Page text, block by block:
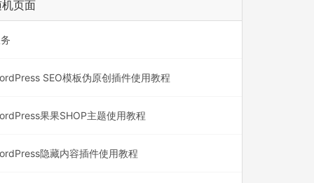
页面
SEO模板伪原创插件使用教程
果果SHOP主题使用教程
隐藏内容插件使用教程